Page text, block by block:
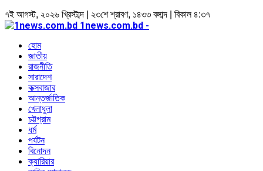
৭ই আগস্ট, ২০২৬ খ্রিস্টাব্দ | ২৩শে শ্রাবণ, ১৪৩৩ বঙ্গাব্দ | বিকাল ৪:৩৭
1news.com.bd -
হোম
জাতীয়
রাজনীতি
সারাদেশ
কক্সবাজার
আন্তর্জাতিক
খেলাধুলা
চট্টগ্রাম
ধর্ম
পর্যটন
বিনোদন
ক্যারিয়ার